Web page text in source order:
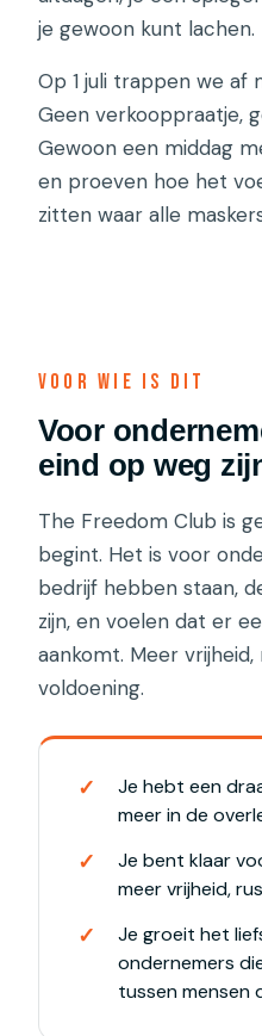
je gewoon kunt lachen.
Op 1 juli trappen we af
Geen verkooppraatje,
Gewoon een middag
en proeven hoe het
zitten waar alle
Voor wie is dit
Voor
eind op weg
The Freedom Club is
begint. Het is voor
bedrijf hebben staan,
zijn, en voelen dat er
aankomt. Meer
voldoening.
Je hebt een
meer in de
Je bent klaar
meer vrijheid,
Je groeit het
ondernemers
tussen mensen